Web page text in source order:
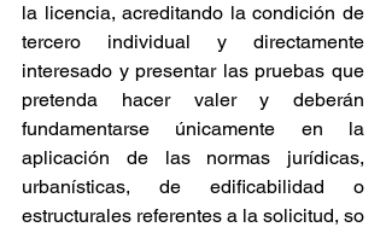
la licencia, acreditando la condición de
tercero individual y directamente
interesado y presentar las pruebas que
pretenda hacer valer y deberán
fundamentarse únicamente en la
aplicación de las normas jurídicas,
urbanísticas, de edificabilidad o
estructurales referentes a la solicitud, so